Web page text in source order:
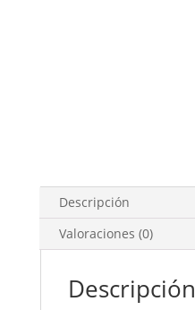
Descripción
Valoraciones (0)
Descripción